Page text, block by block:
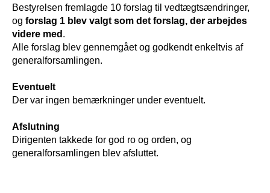
Bestyrelsen fremlagde 10 forslag til vedtægtsændringer,
og forslag 1 blev valgt som det forslag, der arbejdes
videre med .
Alle forslag blev gennemgået og godkendt enkeltvis af
generalforsamlingen.
Eventuelt
Der var ingen bemærkninger under eventuelt.
Afslutning
Dirigenten takkede for god ro og orden, og
generalforsamlingen blev afsluttet.